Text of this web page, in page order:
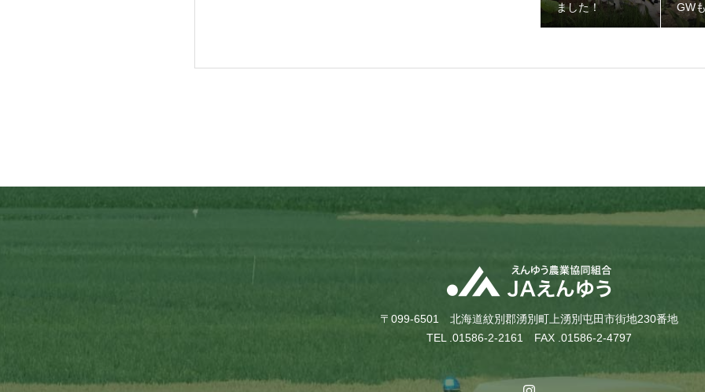
ました！
GW
〒099-6501 北海道紋別郡湧別町上湧別屯田市街地230番地
TEL .01586-2-2161 FAX .01586-2-4797